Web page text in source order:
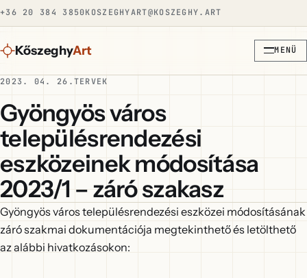
+36 20 384 3850KOSZEGHYART@KOSZEGHY.ART
KőszeghyArt MENÜ
2023. 04. 26.TERVEK
Gyöngyös város
településrendezési
eszközeinek módosítása
2023/1 – záró szakasz
Gyöngyös város településrendezési eszközei módosításának
záró szakmai dokumentációja megtekinthető és letölthető
az alábbi hivatkozásokon: